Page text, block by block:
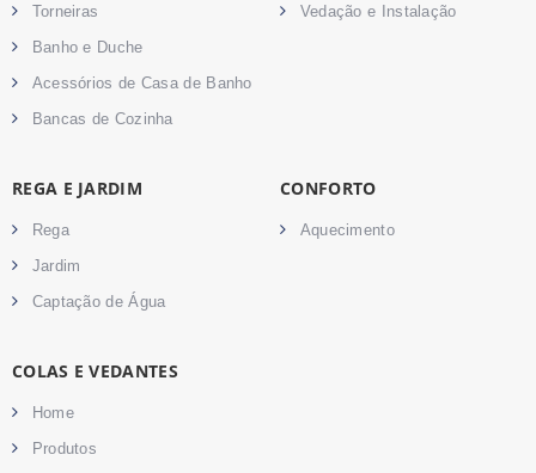
Torneiras
Banho e Duche
Acessórios de Casa de Banho
Bancas de Cozinha
Vedação e Instalação
REGA E JARDIM
Rega
Jardim
Captação de Água
CONFORTO
Aquecimento
COLAS E VEDANTES
Home
Produtos